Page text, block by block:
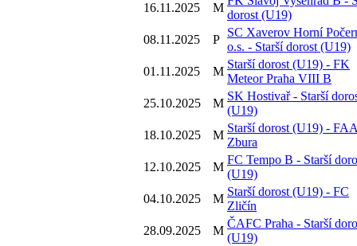
16.11.2025 M
dorost (U19)
08.11.2025
P
SC Xaverov Horní
o.s. - Starší dorost (U19)
01.11.2025
M
Starší dorost (U19) - FK
Meteor Praha VIII B
25.10.2025
M
SK Hostivař - Starší
(U19)
18.10.2025
M
Starší dorost (U19) -
Zbura
12.10.2025
M
FC Tempo B - Starší
(U19)
04.10.2025
M
Starší dorost (U19) - FC
Zličín
28.09.2025
M
ČAFC Praha - Starší
(U19)